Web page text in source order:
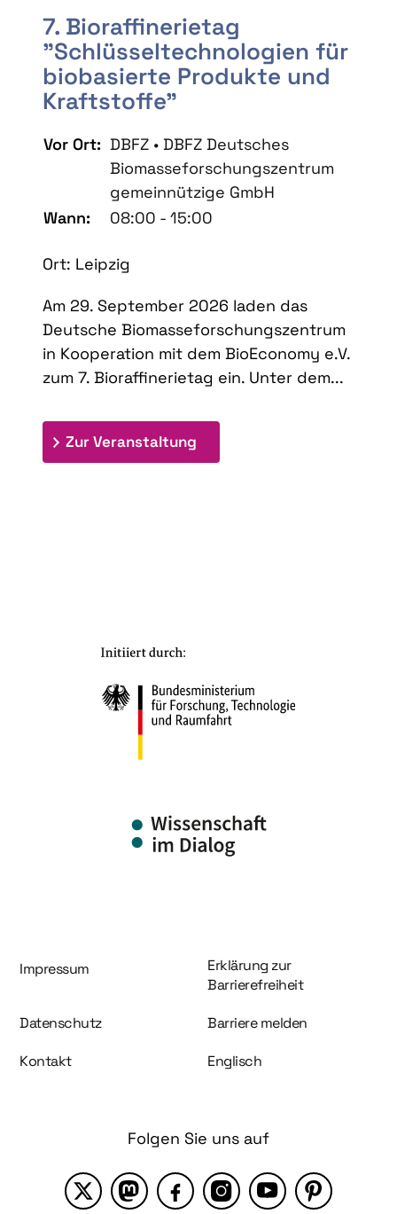
7. Bioraffinerietag
"Schlüsseltechnologien für
biobasierte Produkte und
Kraftstoffe"
Vor Ort: DBFZ • DBFZ Deutsches
Biomasseforschungszentrum
gemeinnützige GmbH
Wann:
08:00 - 15:00
Ort: Leipzig
Am 29. September 2026 laden das
Deutsche Biomasseforschungszentrum
in Kooperation mit dem BioEconomy e.V.
zum 7. Bioraffinerietag ein. Unter dem...
Zur Veranstaltung
Information und Service
Impressum
Erklärung zur
Barrierefreiheit
Datenschutz Barriere melden
Kontakt Englisch
Folgen Sie uns auf